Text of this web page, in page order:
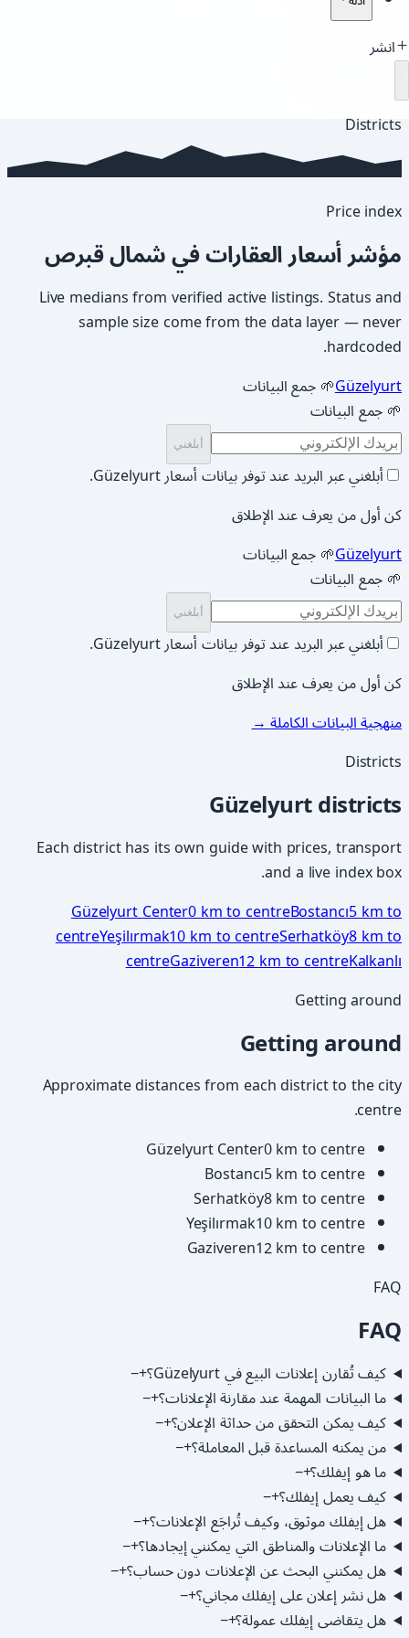
انشر
جارٍ التحميل
For sale·
—
6
Districts
Price index
مؤشر أسعار العقارات في شمال قبرص
Live medians from verified active listings. Status and
sample size come from the data layer — never
hardcoded.
Güzelyurt🌱 جمع البيانات
🌱 جمع البيانات
أبلغني
أبلغني عبر البريد عند توفر بيانات أسعار Güzelyurt.
كن أول من يعرف عند الإطلاق
Güzelyurt🌱 جمع البيانات
🌱 جمع البيانات
أبلغني
أبلغني عبر البريد عند توفر بيانات أسعار Güzelyurt.
كن أول من يعرف عند الإطلاق
منهجية البيانات الكاملة→
Districts
Güzelyurt districts
Each district has its own guide with prices, transport
and a live index box.
Güzelyurt Center0 km to centreBostancı5 km to
centreYeşilırmak10 km to centreSerhatköy8 km to
centreGaziveren12 km to centreKalkanlı
Getting around
Getting around
Approximate distances from each district to the city
centre.
Güzelyurt Center0 km to centre
Bostancı5 km to centre
Serhatköy8 km to centre
Yeşilırmak10 km to centre
Gaziveren12 km to centre
FAQ
FAQ
كيف تُقارن إعلانات البيع في Güzelyurt؟ +
−
ما البيانات المهمة عند مقارنة الإعلانات؟+
−
كيف يمكن التحقق من حداثة الإعلان؟+
−
من يمكنه المساعدة قبل المعاملة؟+
−
ما هو إيفلك؟+
−
كيف يعمل إيفلك؟+
−
هل إيفلك موثوق، وكيف تُراجَع الإعلانات؟+
−
ما الإعلانات والمناطق التي يمكنني إيجادها؟+
−
هل يمكنني البحث عن الإعلانات دون حساب؟+
−
هل نشر إعلان على إيفلك مجاني؟+
−
هل يتقاضى إيفلك عمولة؟+
−